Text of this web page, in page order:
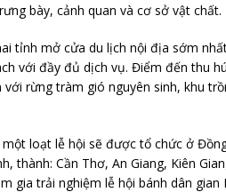
bày, cảnh quan và cơ sở vật chất.
tỉnh mở cửa du lịch nội địa sớm
với đầy đủ dịch vụ. Điểm đến thu
rừng tràm gió nguyên sinh, khu
loạt lễ hội sẽ được tổ chức ở
thành: Cần Thơ, An Giang, Kiên
gia trải nghiệm lễ hội bánh dân